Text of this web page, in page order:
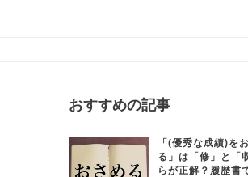
おすすめの記事
「(優秀な成績)を
る」は「修」と「
らが正解？履歴書